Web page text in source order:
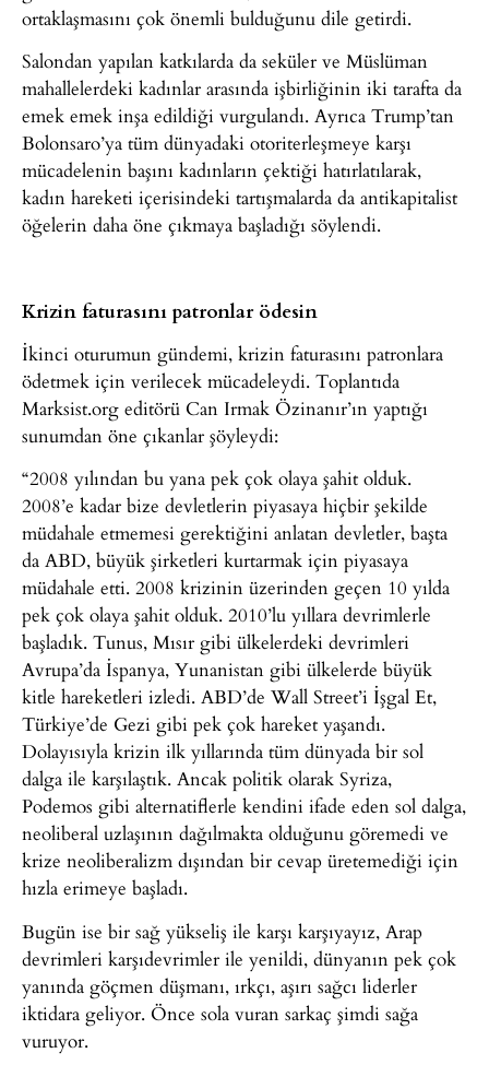
ortaklaşmasını çok önemli bulduğunu dile getirdi.
Salondan yapılan katkılarda da seküler ve Müslüman
mahallelerdeki kadınlar arasında işbirliğinin iki tarafta da
emek emek inşa edildiği vurgulandı. Ayrıca Trump’tan
Bolonsaro’ya tüm dünyadaki otoriterleşmeye karşı
mücadelenin başını kadınların çektiği hatırlatılarak,
kadın hareketi içerisindeki tartışmalarda da antikapitalist
öğelerin daha öne çıkmaya başladığı söylendi.
Krizin faturasını patronlar ödesin
İkinci oturumun gündemi, krizin faturasını patronlara
ödetmek için verilecek mücadeleydi. Toplantıda
Marksist.org editörü Can Irmak Özinanır’ın yaptığı
sunumdan öne çıkanlar şöyleydi:
“2008 yılından bu yana pek çok olaya şahit olduk.
2008’e kadar bize devletlerin piyasaya hiçbir şekilde
müdahale etmemesi gerektiğini anlatan devletler, başta
da ABD, büyük şirketleri kurtarmak için piyasaya
müdahale etti. 2008 krizinin üzerinden geçen 10 yılda
pek çok olaya şahit olduk. 2010’lu yıllara devrimlerle
başladık. Tunus, Mısır gibi ülkelerdeki devrimleri
Avrupa’da İspanya, Yunanistan gibi ülkelerde büyük
kitle hareketleri izledi. ABD’de Wall Street’i İşgal Et,
Türkiye’de Gezi gibi pek çok hareket yaşandı.
Dolayısıyla krizin ilk yıllarında tüm dünyada bir sol
dalga ile karşılaştık. Ancak politik olarak Syriza,
Podemos gibi alternatiflerle kendini ifade eden sol dalga,
neoliberal uzlaşının dağılmakta olduğunu göremedi ve
krize neoliberalizm dışından bir cevap üretemediği için
hızla erimeye başladı.
Bugün ise bir sağ yükseliş ile karşı karşıyayız, Arap
devrimleri karşıdevrimler ile yenildi, dünyanın pek çok
yanında göçmen düşmanı, ırkçı, aşırı sağcı liderler
iktidara geliyor. Önce sola vuran sarkaç şimdi sağa
vuruyor.